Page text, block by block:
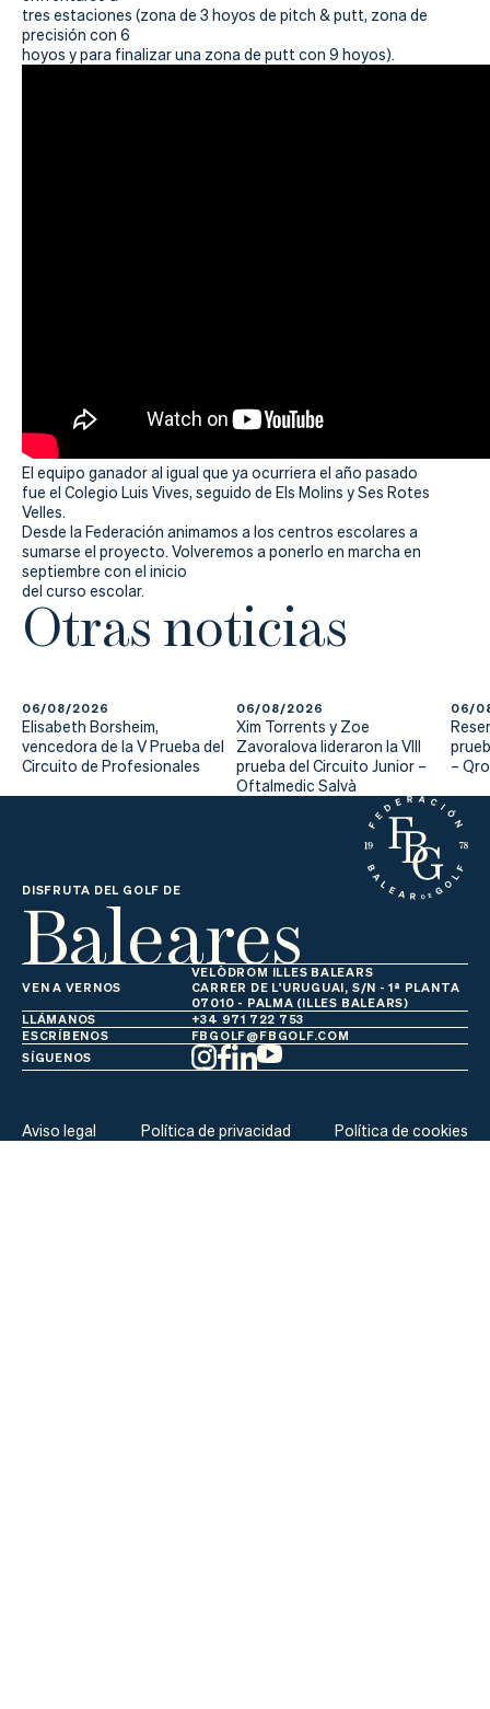
tres estaciones (zona de 3 hoyos de pitch & putt, zona de
precisión con 6
hoyos y para finalizar una zona de putt con 9 hoyos).
El equipo ganador al igual que ya ocurriera el año pasado
fue el Colegio Luis Vives, seguido de Els Molins y Ses Rotes
Velles.
Desde la Federación animamos a los centros escolares a
sumarse el proyecto. Volveremos a ponerlo en marcha en
septiembre con el inicio
del curso escolar.
Otras noticias
06/08/2026
Elisabeth Borsheim,
vencedora de la V Prueba del
Circuito de Profesionales
06/08/2026
Xim Torrents y Zoe
Zavoralova lideraron la VIII
prueba del Circuito Junior –
Oftalmedic Salvà
06/
–
DISFRUTA DEL GOLF DE
Baleares
VEN A VERNOS
VELÒDROM ILLES BALEARS
CARRER DE L'URUGUAI, S/N - 1ª PLANTA
07010 - PALMA (ILLES BALEARS)
LLÁMANOS
+34 971 722 753
ESCRÍBENOS
FBGOLF@FBGOLF.COM
SÍGUENOS
Aviso legal Política de privacidad Política de cookies